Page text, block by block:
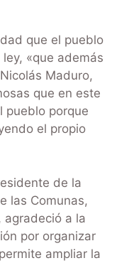
que el pueblo
«que además
Maduro,
que en este
pueblo porque
el propio
de la
las Comunas,
agradeció a la
por organizar
ampliar la